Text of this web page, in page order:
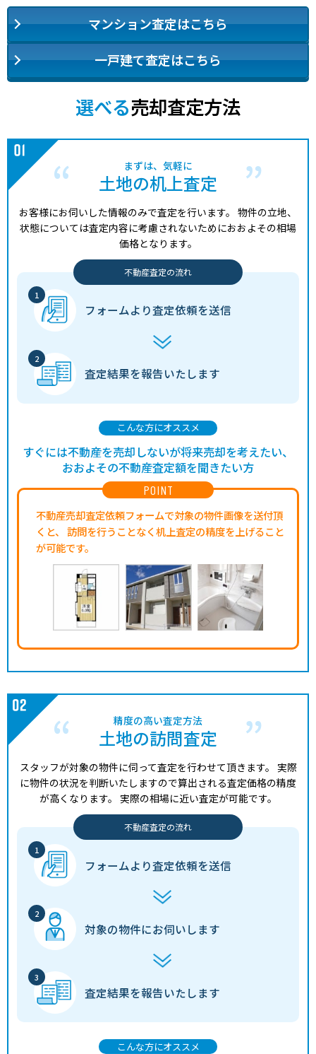
マンション査定はこちら
一戸建て査定はこちら
選べる売却査定方法
まずは、気軽に
土地の机上査定
お客様にお伺いした情報のみで査定を行います。 物件の立地、
状態については査定内容に考慮されないためにおおよその相場
価格となります。
不動産査定の流れ
フォームより査定依頼を送信
査定結果を報告いたします
POINT
不動産売却査定依頼フォームで対象の物件画像を送付頂
くと、
訪問を行うことなく机上査定の精度を上げること
が可能です。
こんな方にオススメ
すぐには不動産を売却しないが将来売却を考えたい、
おおよその不動産査定額を聞きたい方
精度の高い査定方法
土地の訪問査定
スタッフが対象の物件に伺って査定を行わせて頂きます。 実際
に物件の状況を判断いたしますので算出される査定価格の精度
が高くなります。 実際の相場に近い査定が可能です。
不動産査定の流れ
フォームより査定依頼を送信
対象の物件にお伺いします
査定結果を報告いたします
こんな方にオススメ